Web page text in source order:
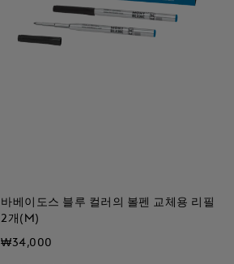
바베이도스 블루 컬러의 볼펜 교체용 리필
2개(M)
₩34,000